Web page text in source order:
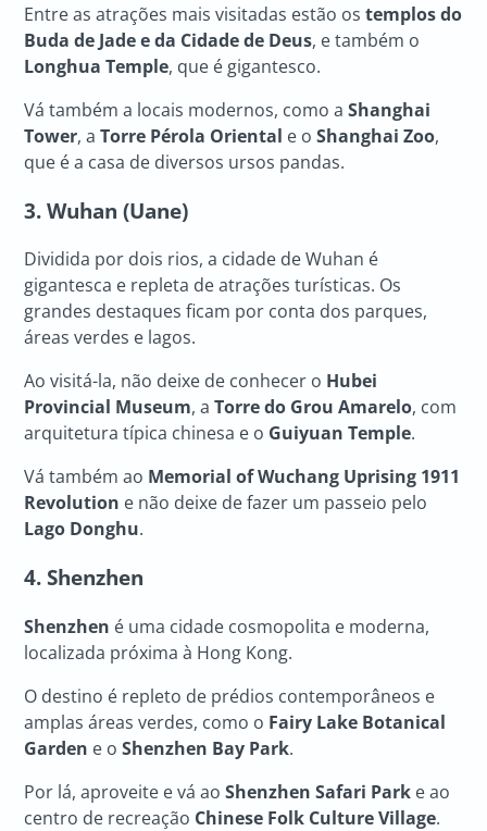
Entre as atrações mais visitadas estão ostemplos do
Buda de Jade e da Cidade de Deus, e também o
Longhua Temple, que é gigantesco.
Vá também a locais modernos, como aShanghai
Tower, aTorre Pérola Oriental e oShanghai Zoo,
que é a casa de diversos ursos pandas.
3. Wuhan (Uane)
Dividida por dois rios, a cidade de Wuhan é
gigantesca e repleta de atrações turísticas. Os
grandes destaques ficam por conta dos parques,
áreas verdes e lagos.
Ao visitá-la, não deixe de conhecer o Hubei
Provincial Museum, aTorre do Grou Amarelo, com
arquitetura típica chinesa e o Guiyuan Temple.
Vá também ao Memorial of Wuchang Uprising 1911
Revolution e não deixe de fazer um passeio pelo
Lago Donghu.
4. Shenzhen
Shenzhen é uma cidade cosmopolita e moderna,
localizada próxima à Hong Kong.
O destino é repleto de prédios contemporâneos e
amplas áreas verdes, como o Fairy Lake Botanical
Garden e oShenzhen Bay Park.
Por lá, aproveite e vá aoShenzhen Safari Park e ao
centro de recreação Chinese Folk Culture Village.